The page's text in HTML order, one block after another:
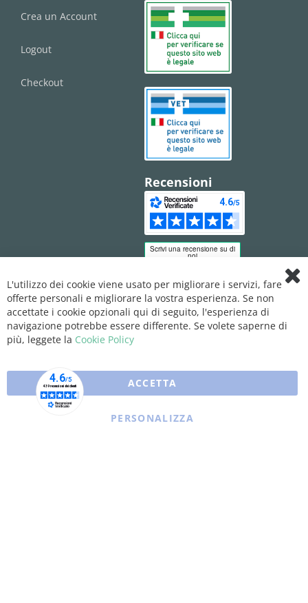
Crea un Account
Logout
Checkout
Recensioni
L'utilizzo dei cookie viene usato per migliorare i servizi, fare
offerte personali e migliorare la vostra esperienza. Se non
accettate i cookie opzionali qui di seguito, l'esperienza di
navigazione potrebbe essere differente. Se volete saperne di
più, leggete la Cookie Policy
ACCETTA
PERSONALIZZA